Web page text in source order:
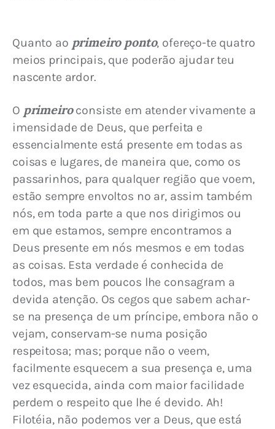
Quanto ao primeiro ponto, ofereço-te quatro
meios principais, que poderão ajudar teu
nascente ardor.
O primeiro consiste em atender vivamente a
imensidade de Deus, que perfeita e
essencialmente está presente em todas as
coisas e lugares, de maneira que, como os
passarinhos, para qualquer região que voem,
estão sempre envoltos no ar, assim também
nós, em toda parte a que nos dirigimos ou
em que estamos, sempre encontramos a
Deus presente em nós mesmos e em todas
as coisas. Esta verdade é conhecida de
todos, mas bem poucos lhe consagram a
devida atenção. Os cegos que sabem achar-
se na presença de um príncipe, embora não o
vejam, conservam-se numa posição
respeitosa; mas; porque não o veem,
facilmente esquecem a sua presença e, uma
vez esquecida, ainda com maior facilidade
perdem o respeito que lhe é devido. Ah!
Filotéia, não podemos ver a Deus, que está